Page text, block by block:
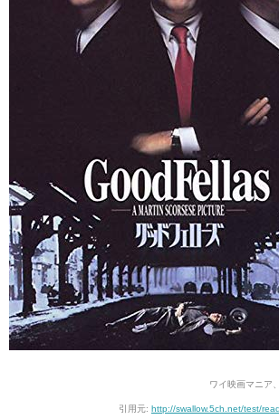
ワイ映画マニア
引用元: http://swallow.5ch.net/test/